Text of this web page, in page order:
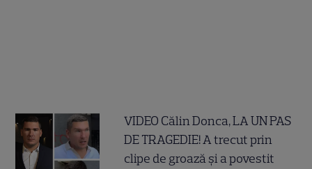
VIDEO Călin Donca, LA UN PAS
DE TRAGEDIE! A trecut prin
clipe de groază și a povestit